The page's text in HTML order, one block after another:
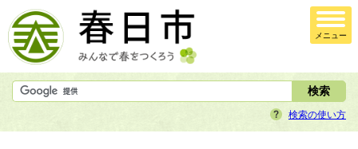
メニュー
検索の使い方